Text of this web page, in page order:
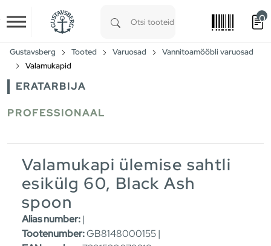
Skip to main content
0
Gustavsberg Tooted Varuosad
Vannitoamööbli varuosad
Valamukapid
ERATARBIJA
PROFESSIONAAL
Valamukapi ülemise sahtli
esikülg 60, Black Ash
spoon
Alias number:|
Tootenumber:GB8148000155 |